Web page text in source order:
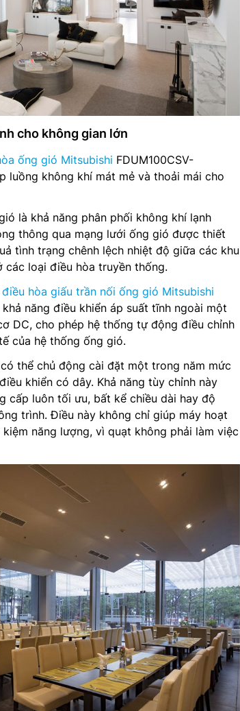
cho không gian lớn
ống gió Mitsubishi FDUM100CSV-
luồng không khí mát mẻ và thoải mái cho
là khả năng phân phối không khí lạnh
thông qua mạng lưới ống gió được thiết
tình trạng chênh lệch nhiệt độ giữa các khu
loại điều hòa truyền thống.
điều hòa giấu trần nối ống gió Mitsubishi
khả năng điều khiển áp suất tĩnh ngoài một
DC, cho phép hệ thống tự động điều chỉnh
của hệ thống ống gió.
thể chủ động cài đặt một trong năm mức
khiển có dây. Khả năng tùy chỉnh này
cấp luôn tối ưu, bất kể chiều dài hay độ
trình. Điều này không chỉ giúp máy hoạt
năng lượng, vì quạt không phải làm việc